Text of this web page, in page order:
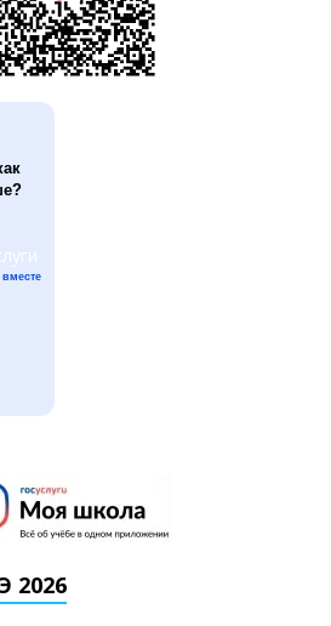
2026